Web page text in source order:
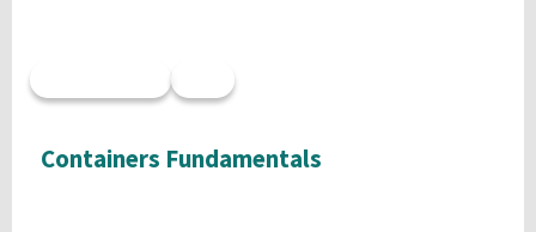
Containers Fundamentals